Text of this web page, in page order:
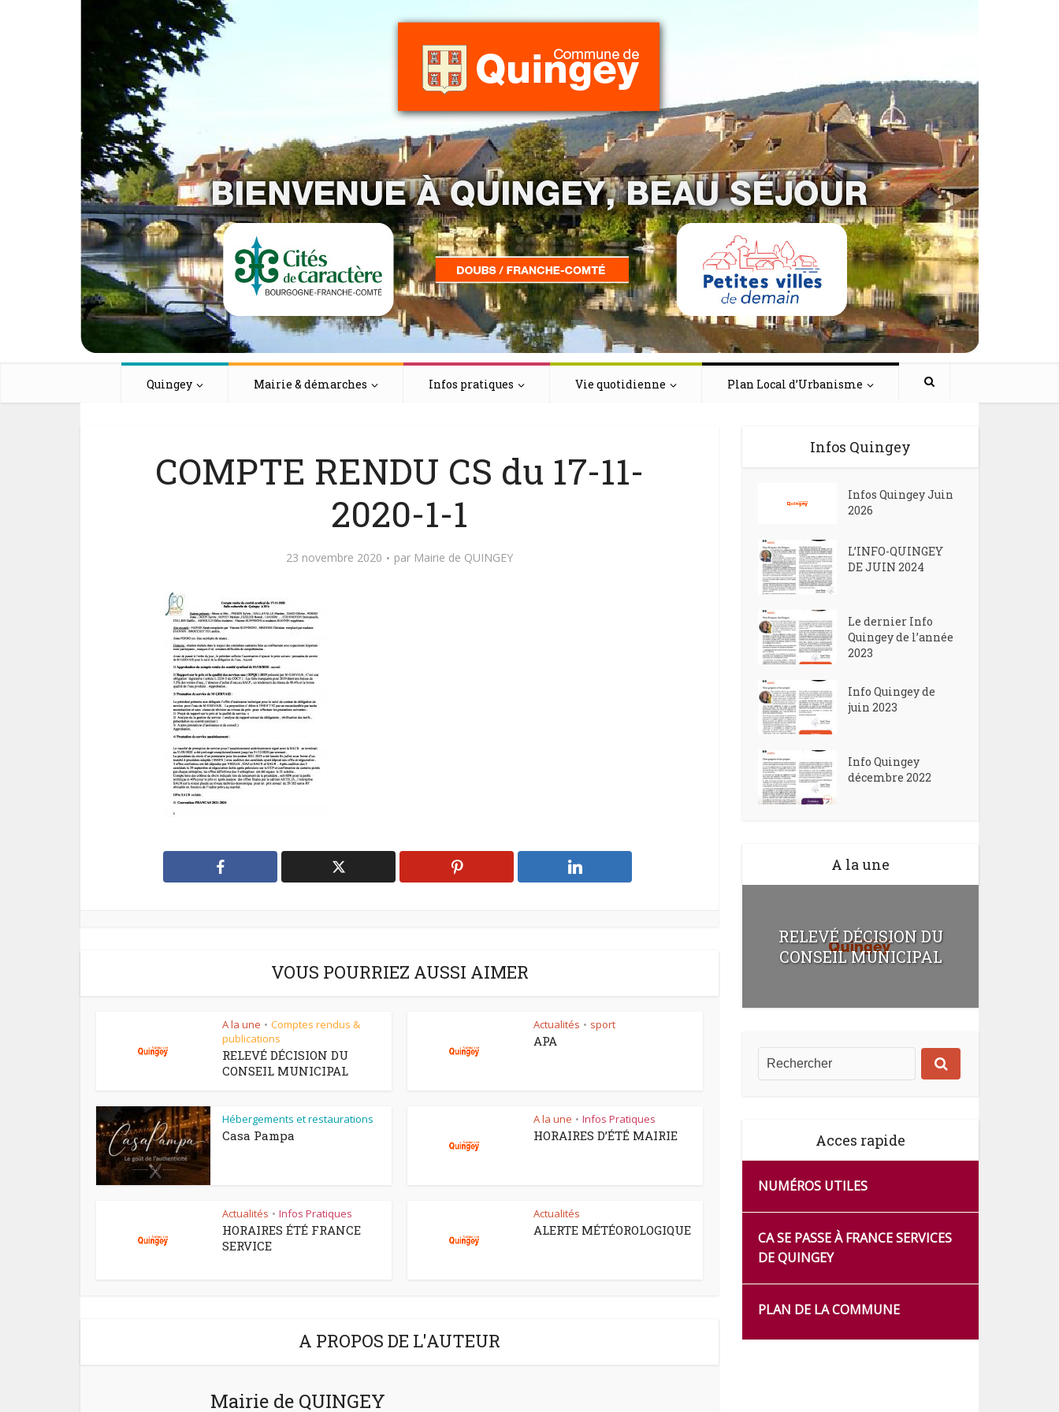
Quingey Mairie & démarches Infos pratiques Vie quotidienne Plan Local d’Urbanisme
COMPTE RENDU CS du 17-11-
2020-1-1
23 novembre 2020 par Mairie de QUINGEY
VOUS POURRIEZ AUSSI AIMER
A la une • Comptes rendus &
publications
RELEVÉ DÉCISION DU
CONSEIL MUNICIPAL
Actualités • sport
APA
Hébergements et restaurations
Casa Pampa
A la une • Infos Pratiques
HORAIRES D’ÉTÉ MAIRIE
Actualités • Infos Pratiques
HORAIRES ÉTÉ FRANCE
SERVICE
Actualités
ALERTE MÉTÉOROLOGIQUE
A PROPOS DE L'AUTEUR
Mairie de QUINGEY
Infos Quingey
Infos Quingey Juin
2026
L’INFO-QUINGEY
DE JUIN 2024
Le dernier Info
Quingey de l’année
2023
Info Quingey de
juin 2023
Info Quingey
décembre 2022
A la une
RELEVÉ DÉCISION DU
CONSEIL MUNICIPAL
Acces rapide
NUMÉROS UTILES
CA SE PASSE À FRANCE SERVICES
DE QUINGEY
PLAN DE LA COMMUNE